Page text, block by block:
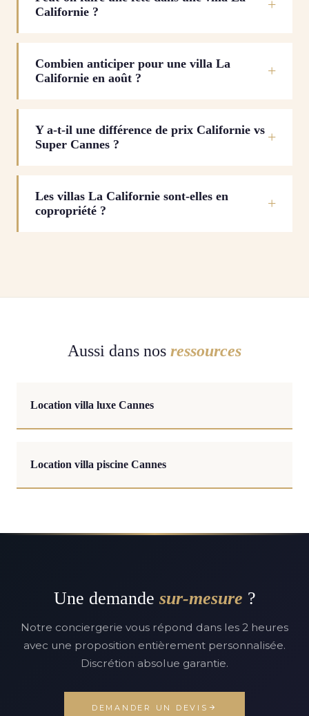
Californie ?
Combien anticiper pour une villa La
Californie en août ?
Y a-t-il une différence de prix Californie vs
Super Cannes ?
Les villas La Californie sont-elles en
copropriété ?
Aussi dans nos ressources
Location villa luxe Cannes
Location villa piscine Cannes
Une demande sur-mesure ?
Notre conciergerie vous répond dans les 2 heures
avec une proposition entièrement personnalisée.
Discrétion absolue garantie.
DEMANDER UN DEVIS